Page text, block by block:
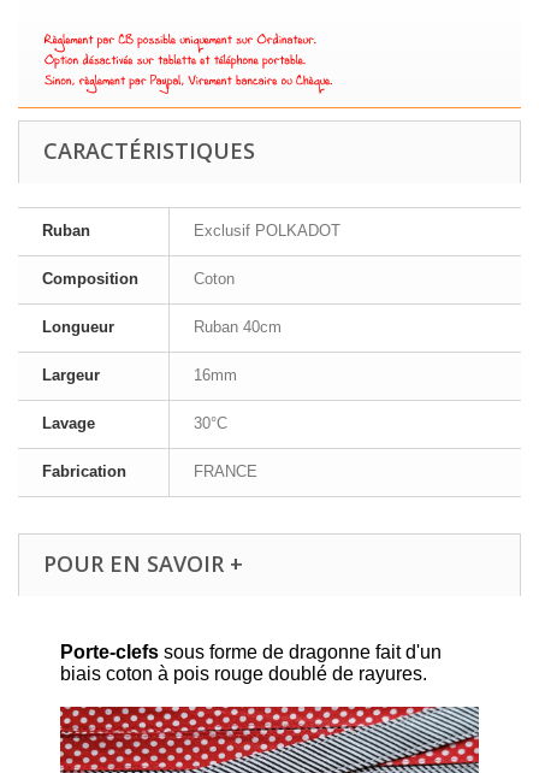
CARACTÉRISTIQUES
Ruban Exclusif POLKADOT
Composition Coton
Longueur Ruban 40cm
Largeur 16mm
Lavage 30°C
Fabrication FRANCE
POUR EN SAVOIR +
Porte-clefs sous forme de dragonne fait d'un
biais coton à pois rouge doublé de rayures.